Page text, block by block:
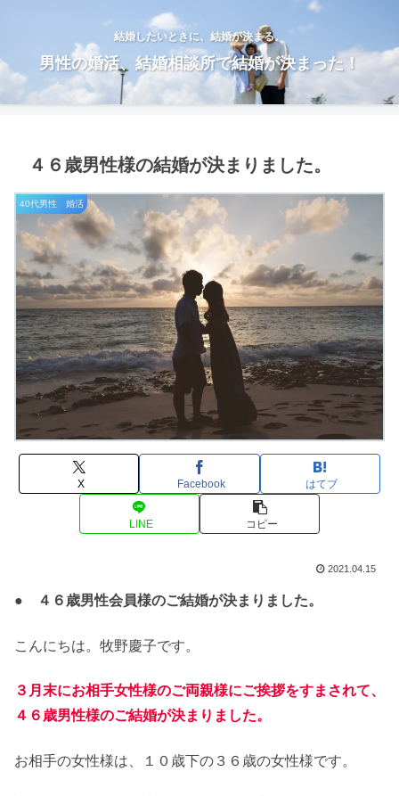
結婚したいときに、結婚が決まる。
男性の婚活、結婚相談所で結婚が決まった！
４６歳男性様の結婚が決まりました。
40代男性 婚活
X Facebook はてブ
LINE コピー
2021.04.15
● ４６歳男性会員様のご結婚が決まりました。
こんにちは。牧野慶子です。
３月末にお相手女性様のご両親様にご挨拶をすまされて、
４６歳男性様のご結婚が決まりました。
お相手の女性様は、１０歳下の３６歳の女性様です。